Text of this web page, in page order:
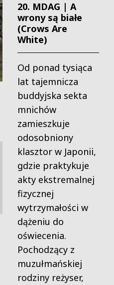
20. MDAG | A
wrony są białe
(Crows Are
White)
Od ponad tysiąca
lat tajemnicza
buddyjska sekta
mnichów
zamieszkuje
odosobniony
klasztor w Japonii,
gdzie praktykuje
akty ekstremalnej
fizycznej
wytrzymałości w
dążeniu do
oświecenia.
Pochodzący z
muzułmańskiej
rodziny reżyser,